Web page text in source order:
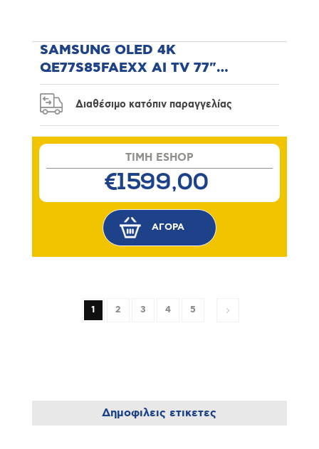
SAMSUNG OLED 4K
QE77S85FAEXX AI TV 77"
Τηλεόραση
Διαθέσιμο κατόπιν παραγγελίας
TIMH ESHOP
€1599,00
1 2 3 4 5
Δημοφιλεις ετικετες